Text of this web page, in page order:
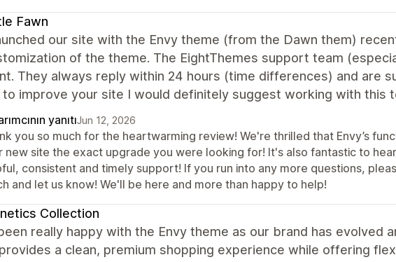
Fawn
our site with the Envy theme (from the Dawn them)
of the theme. The EightThemes support team
They always reply within 24 hours (time differences) and are
to improve your site I would definitely suggest working with this
yanıtıJun 12, 2026
you so much for the heartwarming review! We're thrilled that Envy’s
new site the exact upgrade you were looking for! It's also fantastic to
consistent and timely support! If you run into any more questions,
and let us know! We'll be here and more than happy to help!
Collection
really happy with the Envy theme as our brand has evolved
a clean, premium shopping experience while offering